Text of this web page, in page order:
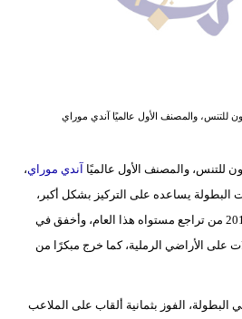
أزياء
إسلامية
للتنس، والمصنف الأول عالميًا آندي موراي
والمصنف الأول عالميًا آندي موراي،
يساعده على التركيز بشكل أكبر،
وعانى بطل ويمبلدون 2013 و2016 من تراجع مستواه هذا العام، وأخفق في
الأراضي الرملية، كما خرج مبكرًا من
الفوز بثمانية ألقاب على الملاعب